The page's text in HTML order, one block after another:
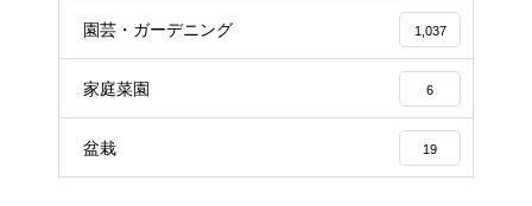
園芸・ガーデニング 1,037
家庭菜園 6
盆栽 19